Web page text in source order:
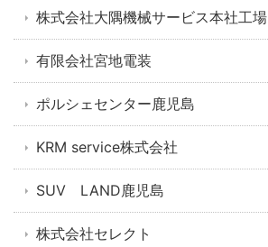
株式会社大隅機械サービス本社工場
有限会社宮地電装
ポルシェセンター鹿児島
KRM service株式会社
SUV LAND鹿児島
株式会社セレクト